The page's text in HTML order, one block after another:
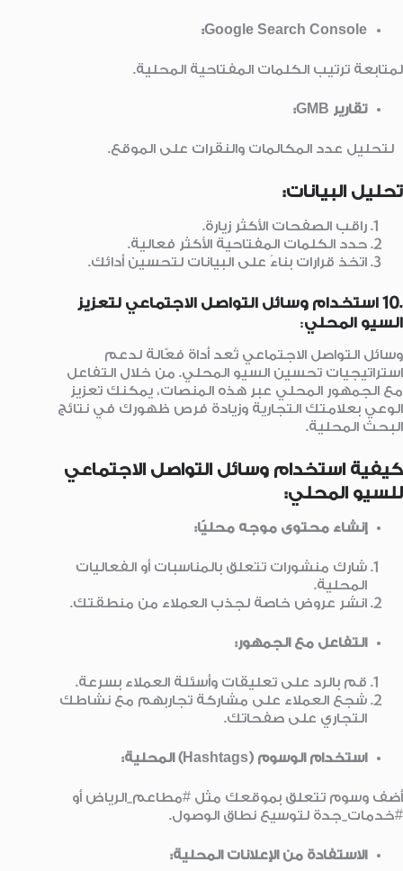
Google Search Console:
لمتابعة ترتيب الكلمات المفتاحية المحلية.
تقارير GMB:
لتحليل عدد المكالمات والنقرات على الموقع.
تحليل البيانات:
راقب الصفحات الأكثر زيارة.
حدد الكلمات المفتاحية الأكثر فعالية.
اتخذ قرارات بناءً على البيانات لتحسين أدائك.
.10 استخدام وسائل التواصل الاجتماعي لتعزيز
السيو المحلي:
وسائل التواصل الاجتماعي تُعد أداة فعّالة لدعم
استراتيجيات تحسين السيو المحلي. من خلال التفاعل
مع الجمهور المحلي عبر هذه المنصات، يمكنك تعزيز
الوعي بعلامتك التجارية وزيادة فرص ظهورك في نتائج
البحث المحلية.
كيفية استخدام وسائل التواصل الاجتماعي
للسيو المحلي:
إنشاء محتوى موجه محليًا:
شارك منشورات تتعلق بالمناسبات أو الفعاليات
المحلية.
انشر عروض خاصة لجذب العملاء من منطقتك.
التفاعل مع الجمهور:
قم بالرد على تعليقات وأسئلة العملاء بسرعة.
شجع العملاء على مشاركة تجاربهم مع نشاطك
التجاري على صفحاتك.
استخدام الوسوم (Hashtags) المحلية:
أضف وسوم تتعلق بموقعك مثل #مطاعم_الرياض أو
#خدمات_جدة لتوسيع نطاق الوصول.
الاستفادة من الإعلانات المحلية: